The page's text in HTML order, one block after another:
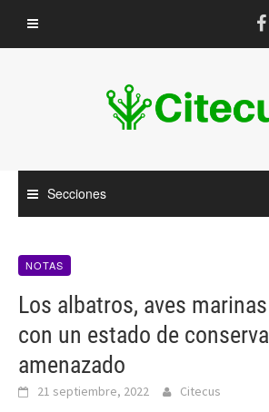
contenido
Secciones
NOTAS
Los albatros, aves
con un estado de
amenazado
21 septiembre, 2022 Citecus